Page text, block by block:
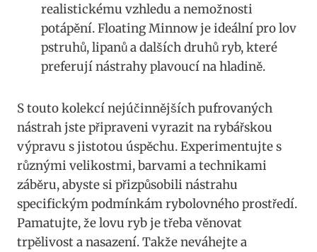
⁣realistickému vzhledu⁤ a nemožnosti
potápění. Floating Minnow je ideální pro lov
pstruhů, lipanů a ‌dalších druhů ryb, které
preferují nástrahy plavoucí na hladině.
S touto kolekcí nejúčinnějších ‌pufrovaných
nástrah jste připraveni vyrazit​ na rybářskou
výpravu‌ s jistotou úspěchu. Experimentujte s
různými‍ velikostmi, barvami a ⁣technikami
‌záběru, abyste si přizpůsobili nástrahu
specifickým podmínkám rybolovného prostředí.
Pamatujte, že lovu ryb je třeba věnovat
trpělivost a nasazení. Takže ⁢neváhejte a